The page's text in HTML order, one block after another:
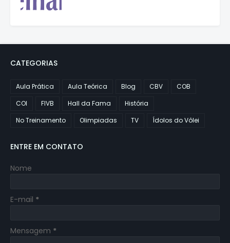
CATEGORIAS
Aula Prática Aula Teórica Blog CBV
COB
COI
FIVB Hall da Fama
História
No Treinamento
Olimpiadas TV Ídolos do Vôlei
ENTRE EM CONTATO
Nome
E-mail *
Mensagem *